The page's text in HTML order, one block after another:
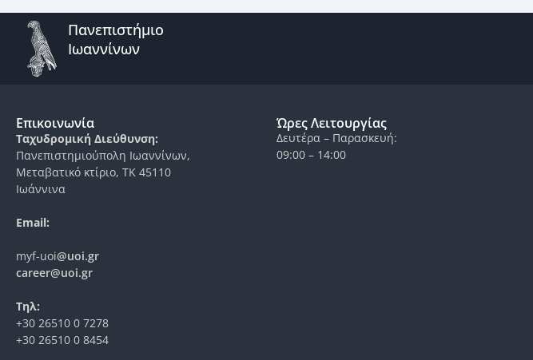
Πανεπιστήμιο
Ιωαννίνων
Επικοινωνία
Ταχυδρομική Διεύθυνση:
Πανεπιστημιούπολη Ιωαννίνων,
Μεταβατικό κτίριο, ΤΚ 45110
Ιωάννινα
Email:
myf-uoi@uoi.gr
career@uoi.gr
Τηλ:
+30 26510 0 7278
+30 26510 0 8454
Ώρες Λειτουργίας
Δευτέρα – Παρασκευή:
09:00 – 14:00